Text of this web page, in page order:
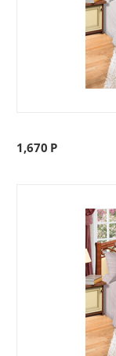
1,670 Р